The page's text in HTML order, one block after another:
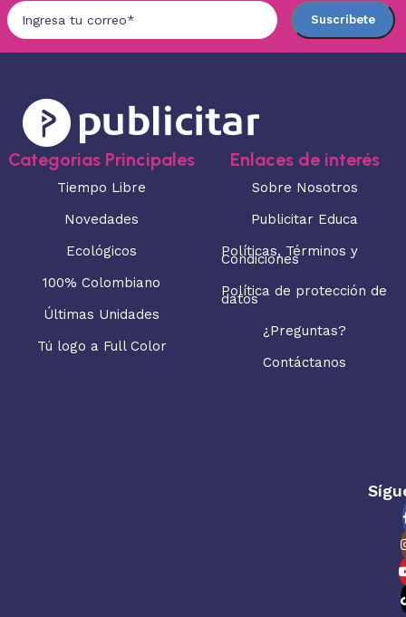
Categorias Principales
Tiempo Libre
Novedades
Ecológicos
100% Colombiano
Últimas Unidades
Tú logo a Full Color
Enlaces de interés
Sobre Nosotros
Publicitar Educa
Políticas, Términos y
Condiciones
Política de protección de
datos
¿Preguntas?
Contáctanos